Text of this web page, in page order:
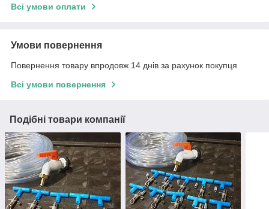
Всі умови оплати
Умови повернення
Повернення товару впродовж 14 днів за рахунок покупця
Всі умови повернення
Подібні товари компанії